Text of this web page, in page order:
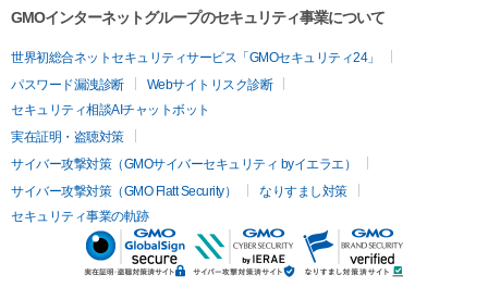
GMOインターネットグループのセキュリティ事業について
世界初総合ネットセキュリティサービス「GMOセキュリティ24」
パスワード漏洩診断
Webサイトリスク診断
セキュリティ相談AIチャットボット
実在証明・盗聴対策
サイバー攻撃対策（GMOサイバーセキュリティ byイエラエ）
サイバー攻撃対策（GMO Flatt Security）
なりすまし対策
セキュリティ事業の軌跡